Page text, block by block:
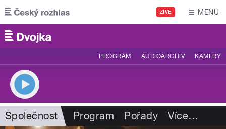
Přejít k hlavnímu obsahu
ŽIVĚ MENU
PROGRAM AUDIOARCHIV KAMERY
Společnost Program Pořady Více…